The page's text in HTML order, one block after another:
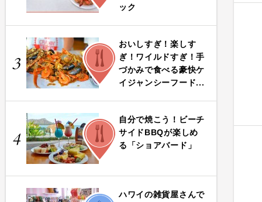
ック
3
FOOD
おいしすぎ！楽しす
ぎ！ワイルドすぎ！手
づかみで食べる豪快ケ
イジャンシーフード...
4
FOOD
自分で焼こう！ビーチ
サイドBBQが楽しめ
る「ショアバード」
LIFE
ハワイの雑貨屋さんで